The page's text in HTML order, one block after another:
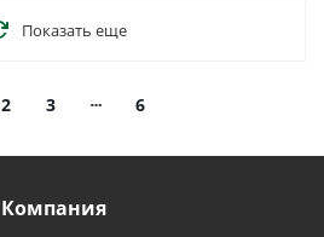
Показать еще
2 3 6
Компания